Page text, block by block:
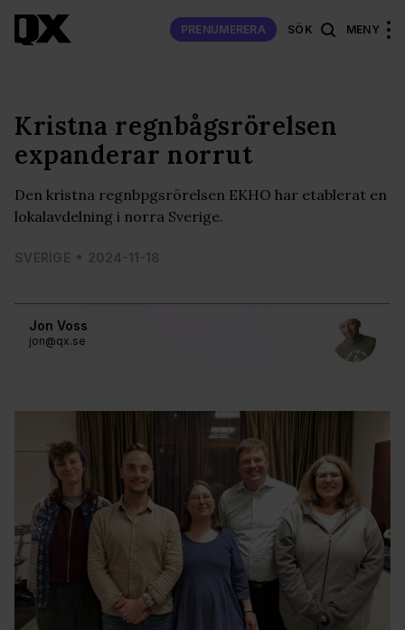
PRENUMERERA SÖK MENY
Jon Voss
jon@qx.se
Kristna regnbågsrörelsen
expanderar norrut
Den kristna regnbpgsrörelsen EKHO har etablerat en
lokalavdelning i norra Sverige.
SVERIGE 2024-11-18